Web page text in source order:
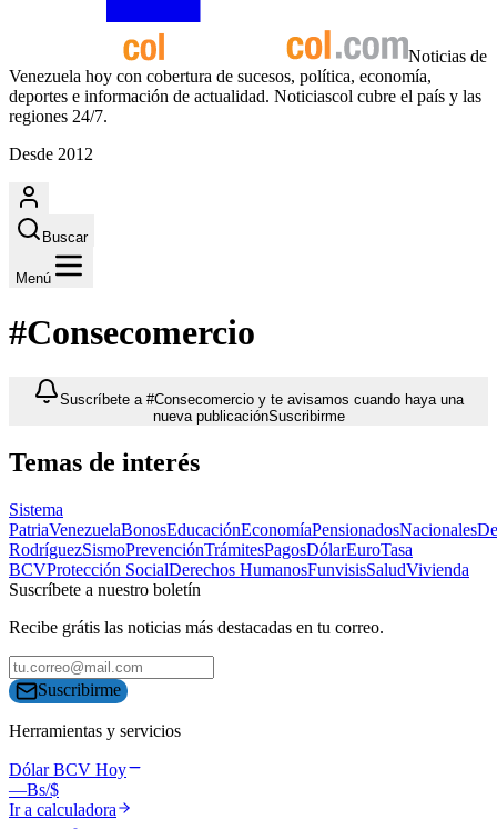
Noticias de
Venezuela hoy con cobertura de sucesos, política, economía,
deportes e información de actualidad. Noticiascol cubre el país y las
regiones 24/7.
Desde 2012
Buscar
Menú
#Consecomercio
Suscríbete a #Consecomercio y te avisamos cuando haya una
nueva publicaciónSuscribirme
Temas de interés
Sistema
PatriaVenezuelaBonosEducaciónEconomíaPensionadosNacionales
RodríguezSismoPrevenciónTrámitesPagosDólarEuroTasa
BCVProtección SocialDerechos HumanosFunvisisSaludVivienda
Suscríbete a nuestro boletín
Recibe grátis las noticias más destacadas en tu correo.
Suscribirme
Herramientas y servicios
Dólar BCV Hoy
—Bs/$
Ir a calculadora